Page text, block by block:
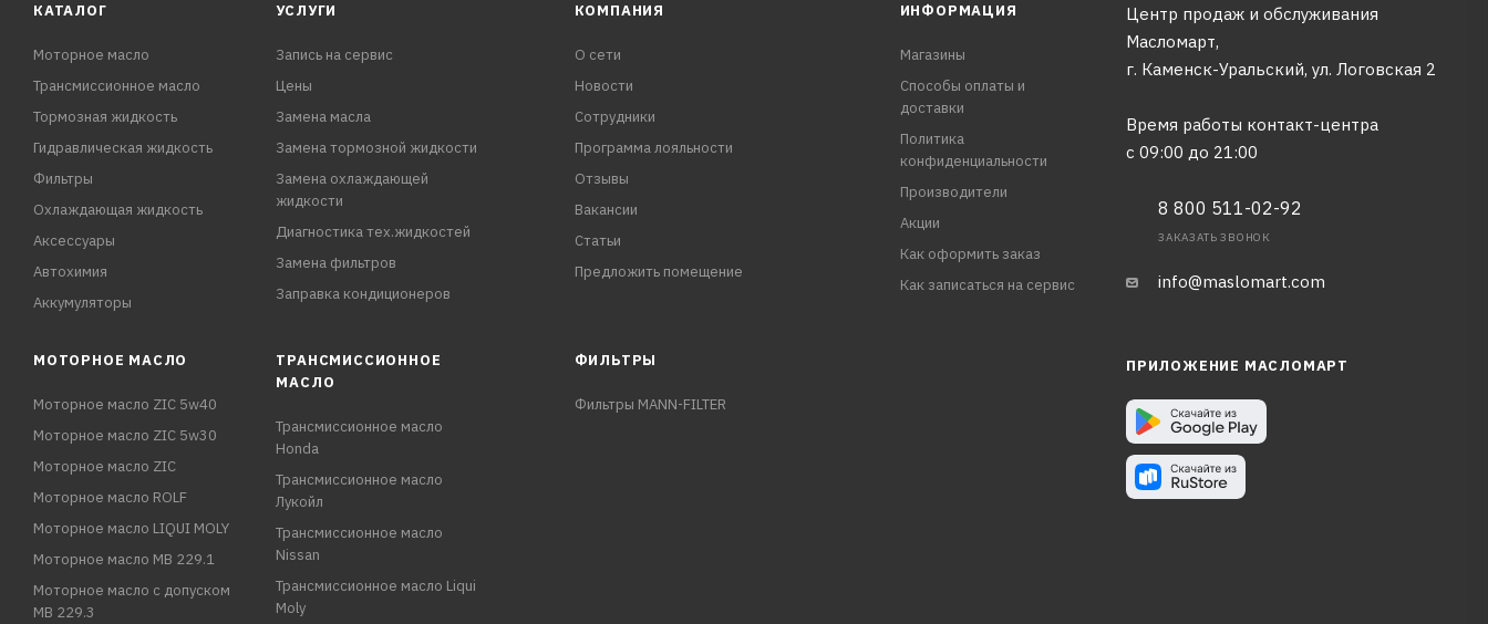
КАТАЛОГ
Моторное масло
Трансмиссионное масло
Тормозная жидкость
Гидравлическая жидкость
Фильтры
Охлаждающая жидкость
Аксессуары
Автохимия
Аккумуляторы
УСЛУГИ
Запись на сервис
Цены
Замена масла
Замена тормозной жидкости
Замена охлаждающей
жидкости
Диагностика тех.жидкостей
Замена фильтров
Заправка кондиционеров
КОМПАНИЯ
О сети
Новости
Сотрудники
Программа лояльности
Отзывы
Вакансии
Статьи
Предложить помещение
ИНФОРМАЦИЯ
Магазины
Способы оплаты и
доставки
Политика
конфиденциальности
Производители
Акции
Как оформить заказ
Как записаться на сервис
Центр продаж и обслуживания
Масломарт,
г. Каменск-Уральский, ул. Логовская 2
Время работы контакт-центра
с 09:00 до 21:00
8 800 511-02-92
ЗАКАЗАТЬ ЗВОНОК
info@maslomart.com
МОТОРНОЕ МАСЛО
Моторное масло ZIC 5w40
Моторное масло ZIC 5w30
Моторное масло ZIC
Моторное масло ROLF
Моторное масло LIQUI MOLY
Моторное масло MB 229.1
Моторное масло с допуском
MB 229.3
ТРАНСМИССИОННОЕ
МАСЛО
Трансмиссионное масло
Honda
Трансмиссионное масло
Лукойл
Трансмиссионное масло
Nissan
Трансмиссионное масло Liqui
Moly
ФИЛЬТРЫ
Фильтры MANN-FILTER
ПРИЛОЖЕНИЕ МАСЛОМАРТ